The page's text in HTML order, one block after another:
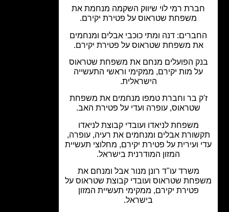
רמי לוי שיווק השקמה מנחמת את
משפחת שטראוס על פטירת יקירם.
דנה ומתי כוכבי אבלים ומנחמים
משפחת שטראוס על פטירת יקירם.
הפועלים מנחם את משפחת שטראוס
מות יקירם, ממקימי וראשי התעשייה
הישראלית.
בר וחברת טמפו מנחמים את משפחת
שטראוס, עופרה ועדי על פטירת האב.
משפחת לניאדו ועובדי קבוצת לניאדו
אבלים ומנחמים את רעיה, עופרה,
ועירית על פטירת יקירם, מחלוצי תעשיית
המזון המודרנית בישראל.
משרד עו"ד רונן מנור אבל ומנחם את
שטראוס ועובדי קבוצת שטראוס על
פטירת יקירם, ממקימי תעשיית המזון
בישראל.